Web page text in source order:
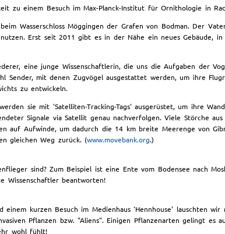
zu einem Besuch im Max-Planck-Institut für Ornithologie in
Wasserschloss Möggingen der Grafen von Bodman. Der
Erst seit 2011 gibt es in der Nähe ein neues Gebäude,
eine junge Wissenschaftlerin, die uns die Aufgaben der
Sender, mit denen Zugvögel ausgestattet werden, um ihre
zu entwickeln.
sie mit 'Satelliten-Tracking-Tags' ausgerüstet, um ihre
Signale via Satellit genau nachverfolgen. Viele Störche
Aufwinde, um dadurch die 14 km breite Meerenge von
gleichen Weg zurück. (www.movebank.org.)
sind? Zum Beispiel ist eine Ente vom Bodensee nach
Wissenschaftler beantworten!
kurzen Besuch im Medienhaus 'Hennhouse' lauschten
Pflanzen bzw. "Aliens". Einigen Pflanzenarten gelingt
wohl fühlt!